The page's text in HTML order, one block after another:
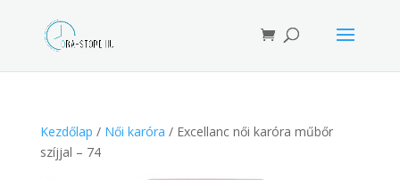
search
Kezdőlap / Női karóra / Excellanc női karóra műbőr
szíjjal – 74